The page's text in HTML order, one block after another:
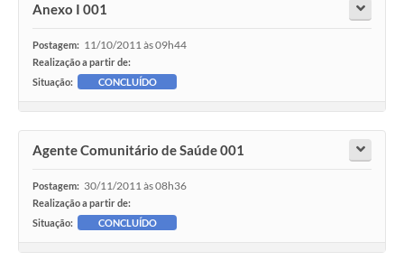
Anexo I 001
Postagem: 11/10/2011 às 09h44
Realização a partir de:
Situação:
CONCLUÍDO
Agente Comunitário de Saúde 001
Postagem: 30/11/2011 às 08h36
Realização a partir de:
Situação:
CONCLUÍDO